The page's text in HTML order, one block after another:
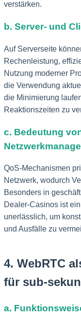
verstärken.
b. Server- und
Auf Serverseite
Rechenleistung,
Nutzung moderner
die Verwendung
die Minimierung
Reaktionszeiten zu
c. Bedeutung
QoS-Mechanismen
Netzwerk, wodurch
Besonders in
Dealer-Casinos ist
unerlässlich, um
und Ausfälle zu
4. WebRTC
für sub-
a.